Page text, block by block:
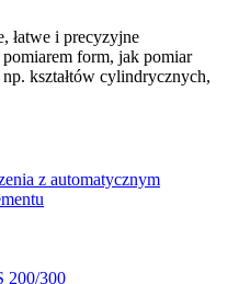
łatwe i precyzyjne
form, jak pomiar
kształtów cylindrycznych,
z automatycznym
200/300